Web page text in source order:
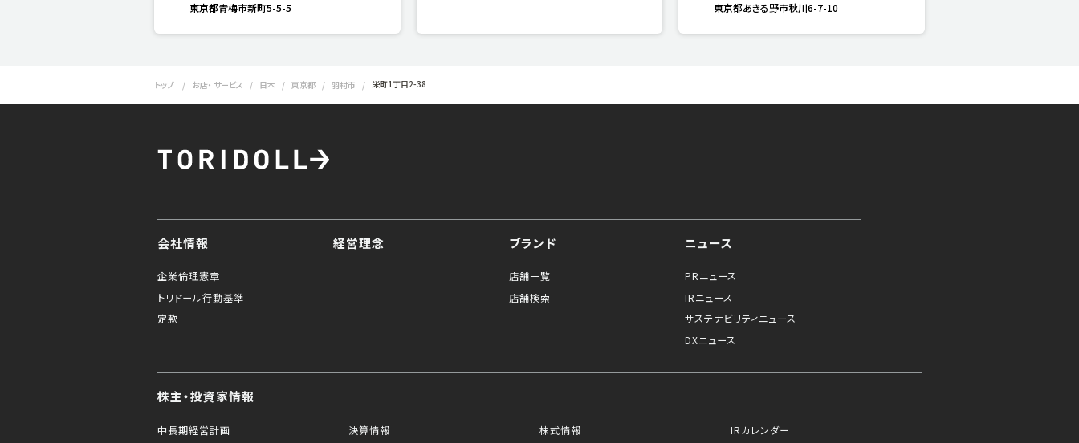
東京都青梅市新町5-5-5
東京都あきる野市秋川6-7-10
トップ お店・ サービス 日本 東京都 羽村市 栄町1丁目2-38
会社情報
企業倫理憲章
トリドール行動基準
定款
経営理念 ブランド
店舗一覧
店舗検索
ニュース
PRニュース
IRニュース
サステナビリティニュース
DXニュース
株主・投資家情報
中長期経営計画
決算情報
株式情報
IRカレンダー